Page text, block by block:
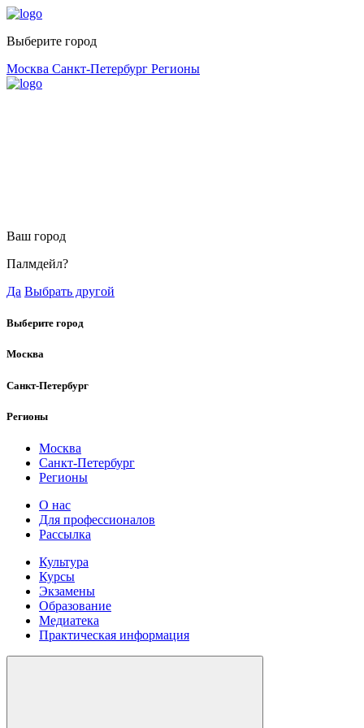
Выберите город
Москва Санкт-Петербург Регионы
Ваш город
Палмдейл?
Да Выбрать другой
Выберите город
Москва
Санкт-Петербург
Регионы
Москва
Санкт-Петербург
Регионы
О нас
Для профессионалов
Рассылка
Культура
Курсы
Экзамены
Образование
Медиатека
Практическая информация